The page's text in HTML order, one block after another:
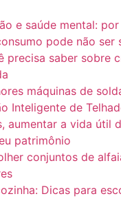
e saúde mental:
pode não ser
precisa saber sobre
máquinas de
Inteligente de
aumentar a vida útil
patrimônio
conjuntos de
Dicas para